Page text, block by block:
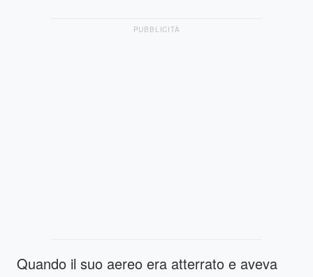
PUBBLICITÀ
Quando il suo aereo era atterrato e aveva